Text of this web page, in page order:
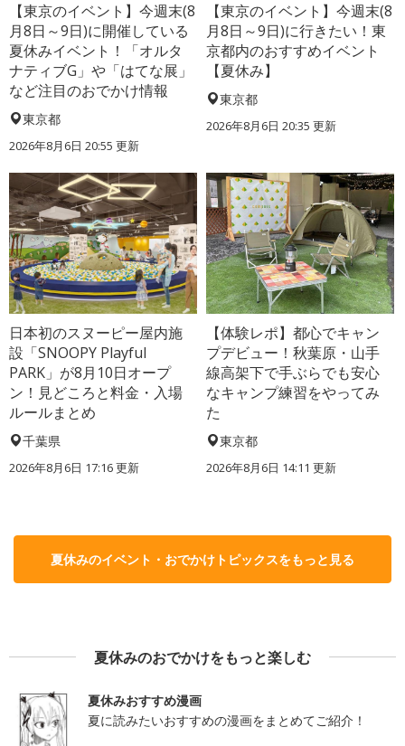
【東京のイベント】今週末(8
月8日～9日)に開催している
夏休みイベント！「オルタ
ナティブG」や「はてな展」
など注目のおでかけ情報
東京都
2026年8月6日 20:55 更新
【東京のイベント】今週末(8
月8日～9日)に行きたい！東
京都内のおすすめイベント
【夏休み】
東京都
2026年8月6日 20:35 更新
日本初のスヌーピー屋内施
設「SNOOPY Playful
PARK」が8月10日オープ
ン！見どころと料金・入場
ルールまとめ
千葉県
2026年8月6日 17:16更新
【体験レポ】都心でキャン
プデビュー！秋葉原・山手
線高架下で手ぶらでも安心
なキャンプ練習をやってみ
た
東京都
2026年8月6日 14:11 更新
夏休みのイベント・おでかけトピックスをもっと見る
夏休みのおでかけをもっと楽しむ
夏休みおすすめ漫画
夏に読みたいおすすめの漫画をまとめてご紹介！